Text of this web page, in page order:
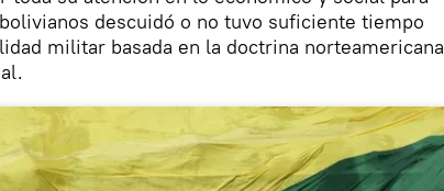
descuidó o no tuvo suficiente tiempo
militar basada en la doctrina norteamericana